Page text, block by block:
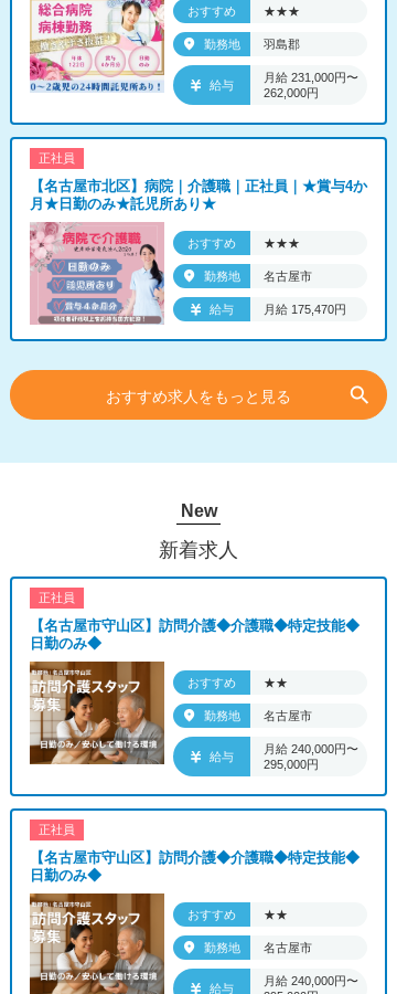
おすすめ ★★★
勤務地 羽島郡
給与
月給 231,000円〜
262,000円
正社員
【名古屋市北区】病院｜介護職｜正社員｜★賞与4か
月★日勤のみ★託児所あり★
おすすめ ★★★
勤務地 名古屋市
給与 月給 175,470円
おすすめ求人をもっと見る search
New
新着求人
正社員
【名古屋市守山区】訪問介護◆介護職◆特定技能◆
日勤のみ◆
おすすめ ★★
勤務地 名古屋市
給与
月給 240,000円〜
295,000円
正社員
【名古屋市守山区】訪問介護◆介護職◆特定技能◆
日勤のみ◆
おすすめ ★★
勤務地 名古屋市
給与
月給 240,000円〜